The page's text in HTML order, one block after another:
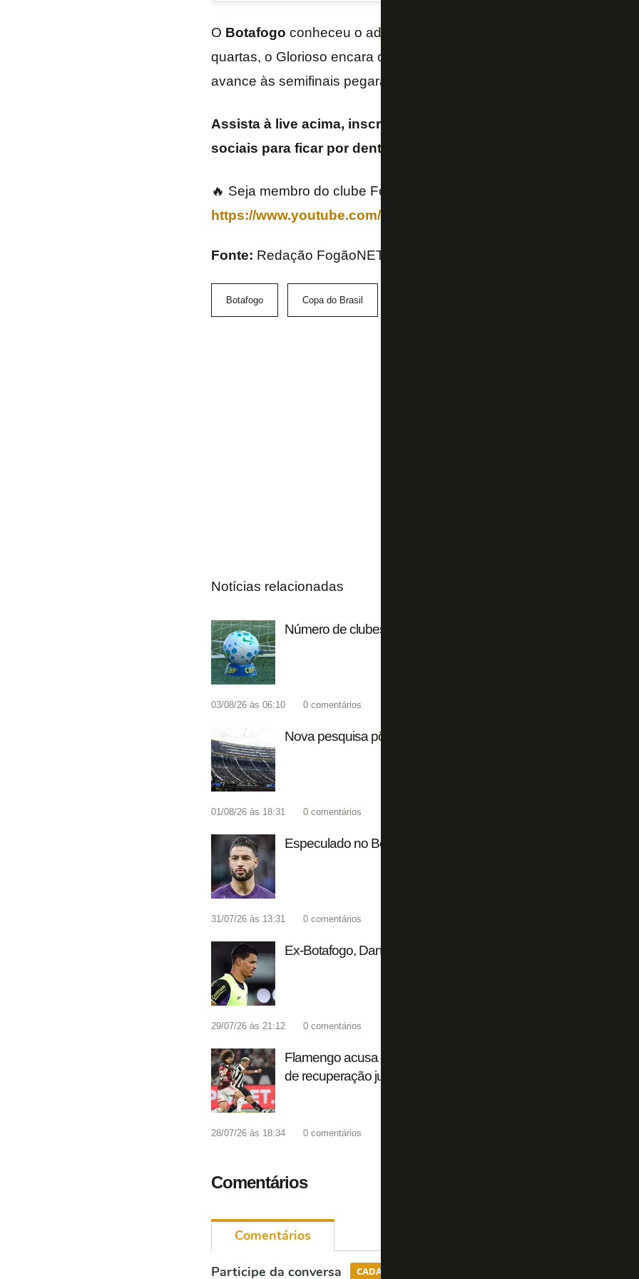
O Botafogo conheceu o adversário e o caminho que terá na
quartas, o Glorioso encara o
avance às semifinais pegará quem passar de Fluminense e Bahia.
Assista à live acima, inscreva-se no nosso canal no YouTube e
sociais para ficar por dentro das últimas notícias do Botafogo!
🔥 Seja membro do clube FogãoNET+ e ganhe benefícios:
https://www.youtube.com/channel/UCAnO0MtqT3-
Fonte: Redação FogãoNET
Botafogo Copa do Brasil
Notícias relacionadas
Número de clubes em recuperação judicial no Brasil chega a 37;
03/08/26 às 06:10 0 comentários
Nova pesquisa põe torcida do Botafogo em 12º lugar no Brasil
01/08/26 às 18:31 0 comentários
Especulado no Botafogo, Nathan Silva recebe sondagem do
31/07/26 às 13:31 0 comentários
Ex-Botafogo, Danilo Barbosa desperta interesse do Vasco para
29/07/26 às 21:12 0 comentários
Flamengo acusa rivais de burlar fair play financeiro; site
de recuperação judicial de Botafogo e Vasco
28/07/26 às 18:34 0 comentários
Comentários